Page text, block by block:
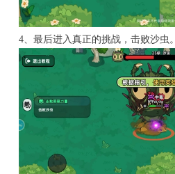
4、最后进入真正的挑战，击败沙虫。